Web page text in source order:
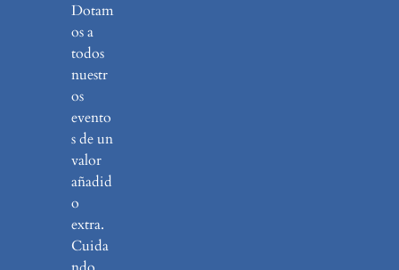
Dotam
os a
todos
nuestr
os
evento
s de un
valor
añadid
o
extra.
Cuida